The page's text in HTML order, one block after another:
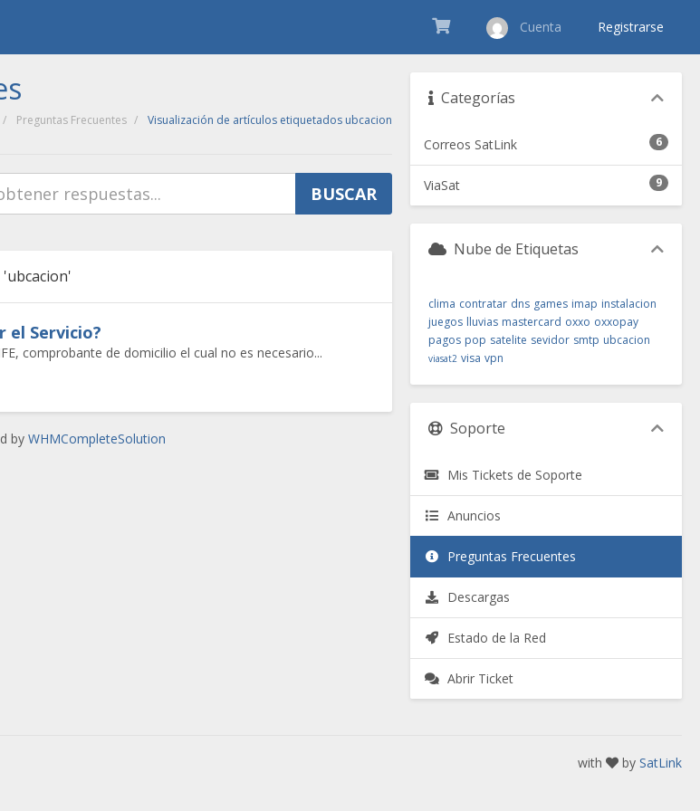
Cuenta Registrarse
Preguntas Frecuentes Visualización de artículos etiquetados ubcacion
el Servicio?
comprobante de domicilio el cual no es necesario...
by WHMCompleteSolution
Categorías
6
Correos SatLink
9
ViaSat
Nube de Etiquetas
clima contratar dns games imap instalacion
juegos lluvias mastercard oxxo oxxopay
pagos pop satelite sevidor smtp ubcacion
viasat2 visa vpn
Soporte
Mis Tickets de Soporte
Anuncios
Preguntas Frecuentes
Descargas
Estado de la Red
Abrir Ticket
with by SatLink